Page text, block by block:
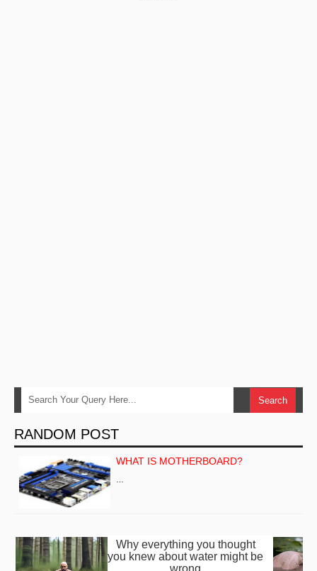
RANDOM POST
WHAT IS MOTHERBOARD?